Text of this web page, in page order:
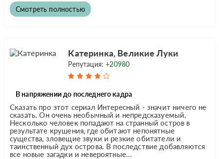
Смотреть полностью
Катеринка, Великие Луки
Репутация:+20980
В напряжении до последнего кадра
Сказать про этот сериал Интересный - значит ничего не
сказать. Он очень необычный и непредсказуемый.
Несколько человек попадают на странный остров в
результате крушения, где обитают непонятные
существа, зловещие звуки и резкие обитатели и
таинственный дух острова. В последствие добавляются
все новые загадки и невероятные...